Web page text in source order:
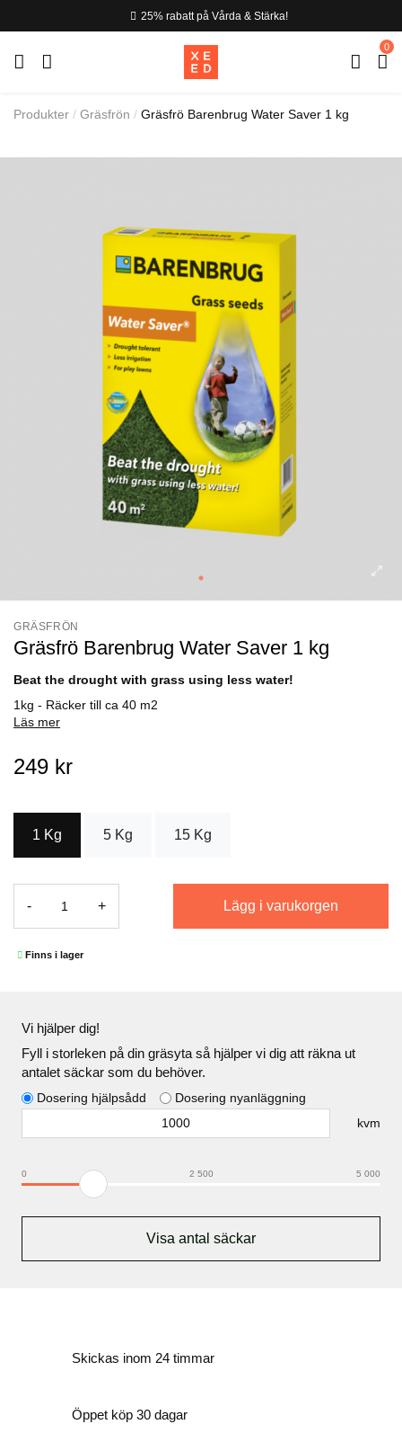
25% rabatt på Vårda & Stärka!
0
Produkter Gräsfrön Gräsfrö Barenbrug Water Saver 1 kg
GRÄSFRÖN
Gräsfrö Barenbrug Water Saver 1 kg
Beat the drought with grass using less water!
1kg - Räcker till ca 40 m2
Läs mer
249 kr
1 Kg 5 Kg 15 Kg
- + Lägg i varukorgen
Finns i lager
Vi hjälper dig!
Fyll i storleken på din gräsyta så hjälper vi dig att räkna ut
antalet säckar som du behöver.
Dosering hjälpsådd
Dosering nyanläggning
kvm
2 500
0 5 000
Visa antal säckar
Skickas inom 24 timmar
Öppet köp 30 dagar